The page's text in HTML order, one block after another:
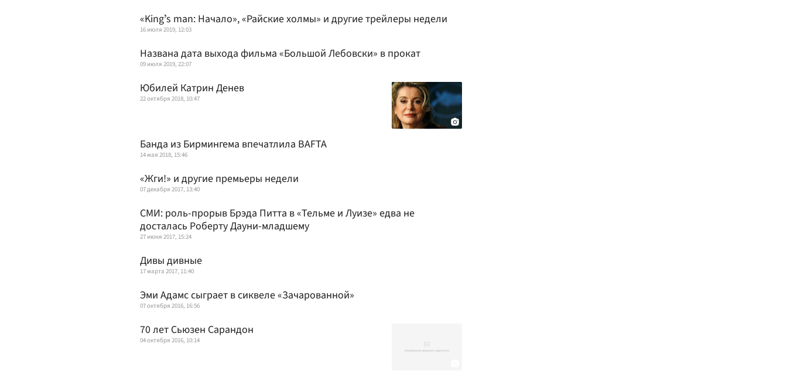
«Kingʼs man: Начало», «Райские холмы» и другие трейлеры недели
16 июля 2019, 12:03
Названа дата выхода фильма «Большой Лебовски» в прокат
09 июля 2019, 22:07
Юбилей Катрин Денев
22 октября 2018, 10:47
Банда из Бирмингема впечатлила BAFTA
14 мая 2018, 15:46
«Жги!» и другие премьеры недели
07 декабря 2017, 13:40
СМИ: роль-прорыв Брэда Питта в «Тельме и Луизе» едва не
досталась Роберту Дауни-младшему
27 июня 2017, 15:24
Дивы дивные
17 марта 2017, 11:40
Эми Адамс сыграет в сиквеле «Зачарованной»
07 октября 2016, 16:56
70 лет Сьюзен Сарандон
04 октября 2016, 10:14